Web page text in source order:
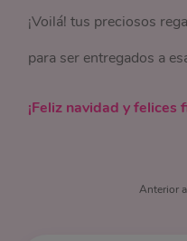
¡Voilá! tus preciosos
para ser entregados a
¡Feliz navidad y felices
Anterior